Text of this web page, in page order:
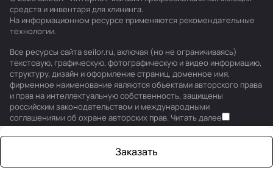
Заказать
средств и инвентаря для клининга.
На информационном ресурсе применяются рекомендательные
технологии.
Все ресурсы сайта seilor.ru, включая (но не ограничиваясь)
текстовую, графическую, фотографическую и видео информацию,
структуру, дизайн и оформление страниц, доменное имя,
фирменное наименование являются объектами авторского права
и прав на интеллектуальную собственность, защищены
российским законодательством и международными
соглашениями об охране авторских прав. Читать далее